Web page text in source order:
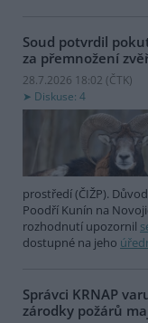
Soud potvrdil
za přemnožení
28.7.2026 18:02 (ČTK)
Diskuse: 4
prostředí (ČIŽP).
Poodří Kunín na
rozhodnutí upozornil
dostupné na jeho
Správci KRNAP
zárodky požárů